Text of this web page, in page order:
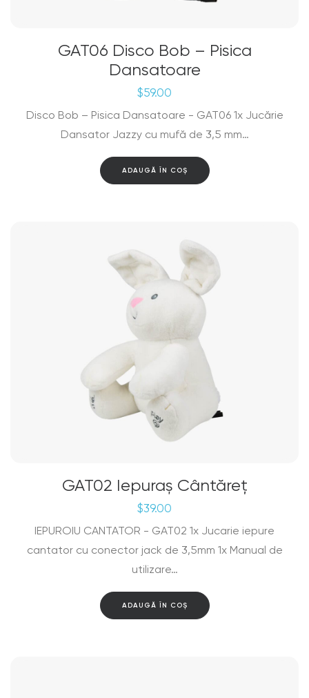
GAT06 Disco Bob – Pisica
Dansatoare
$59.00
Disco Bob – Pisica Dansatoare - GAT06 1x Jucărie
Dansator Jazzy cu mufă de 3,5 mm…
ADAUGĂ ÎN COȘ
GAT02 Iepuraș Cântăreț
$39.00
IEPUROIU CANTATOR - GAT02 1x Jucarie iepure
cantator cu conector jack de 3,5mm 1x Manual de
utilizare…
ADAUGĂ ÎN COȘ